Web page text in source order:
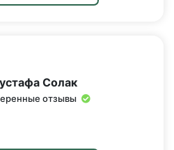
Солак
отзывы